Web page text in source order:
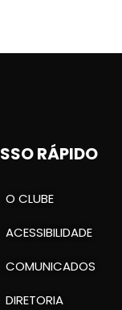
RÁPIDO
O CLUBE
ACESSIBILIDADE
COMUNICADOS
DIRETORIA